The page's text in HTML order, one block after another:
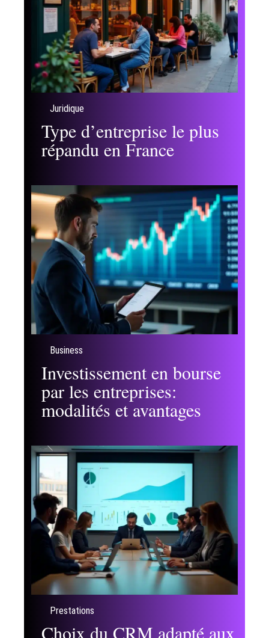
Juridique
Type d’entreprise le plus
répandu en France
Business
Investissement en bourse
par les entreprises:
modalités et avantages
Prestations
Choix du CRM adapté aux